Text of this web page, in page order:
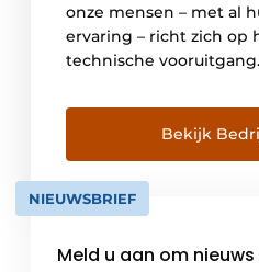
onze mensen – met al
ervaring – richt zich op
technische
Bekijk
NIEUWSBRIEF
Meld u aan om